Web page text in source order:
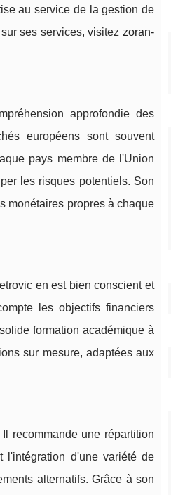
au service de la gestion de
ses services, visitez zoran-
approfondie des
européens sont souvent
pays membre de l'Union
les risques potentiels. Son
monétaires propres à chaque
en est bien conscient et
les objectifs financiers
formation académique à
sur mesure, adaptées aux
recommande une répartition
l'intégration d'une variété de
alternatifs. Grâce à son